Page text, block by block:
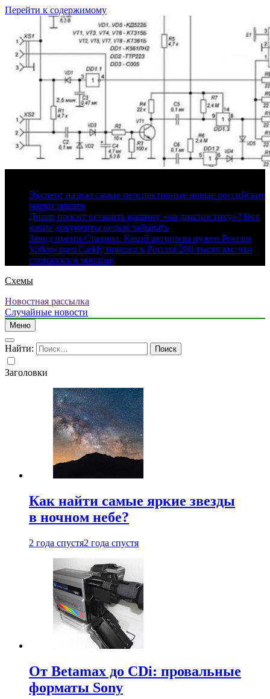
Перейти к содержимому
Эксперт назвал самые перспективные новые российские
марки машин
Дилер просит оставить машину «на диагностику»? Вот
какие документы нельзя забывать
Завод имени Сталина. Какой автопром нужен России
Volkswagen Caddy прошел в России 280 тысяч км: что
сломалось в машине
Схемы
Новостная рассылка
Случайные новости
Меню
Найти:
Заголовки
Как найти самые яркие звезды
в ночном небе?
2 года спустя2 года спустя
От Betamax до CDi: провальные
форматы Sony